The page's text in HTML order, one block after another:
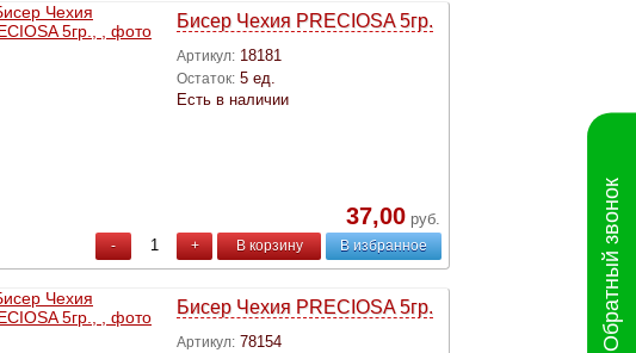
Бисер Чехия PRECIOSA 5гр.
Артикул: 18181
Остаток: 5 ед.
Есть в наличии
37,00 руб.
- + В корзину В избранное
Бисер Чехия PRECIOSA 5гр.
Артикул: 78154 Обратный звонок